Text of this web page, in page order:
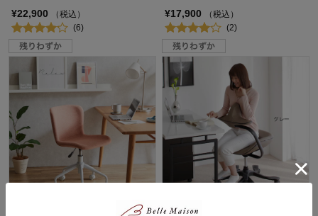
¥22,900
（税込）
(6)
¥17,900
（税込）
(2)